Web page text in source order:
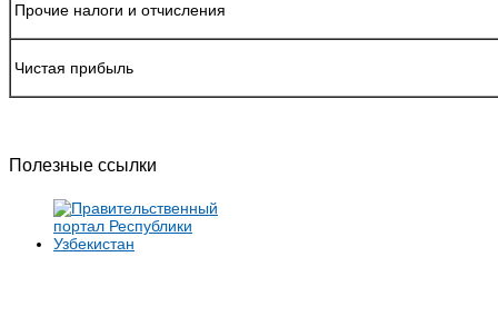
Прочие налоги и отчисления
Чистая прибыль
Полезные ссылки